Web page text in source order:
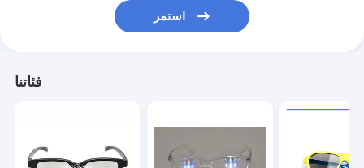
شمسيّ كسوف زجاج
استمر
فئاتنا